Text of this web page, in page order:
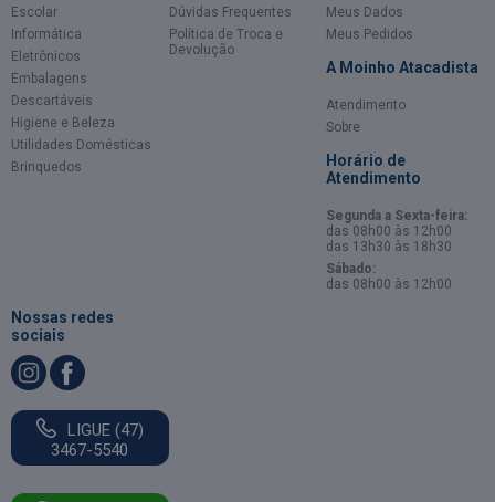
Escolar
Informática
Eletrônicos
Embalagens
Descartáveis
Higiene e Beleza
Utilidades Domésticas
Brinquedos
Dúvidas Frequentes
Política de Troca e
Devolução
Meus Dados
Meus Pedidos
A Moinho Atacadista
Atendimento
Sobre
Horário de
Atendimento
Segunda a Sexta-feira:
das 08h00 às 12h00
das 13h30 às 18h30
Sábado:
das 08h00 às 12h00
Nossas redes
sociais
LIGUE (47)
3467-5540